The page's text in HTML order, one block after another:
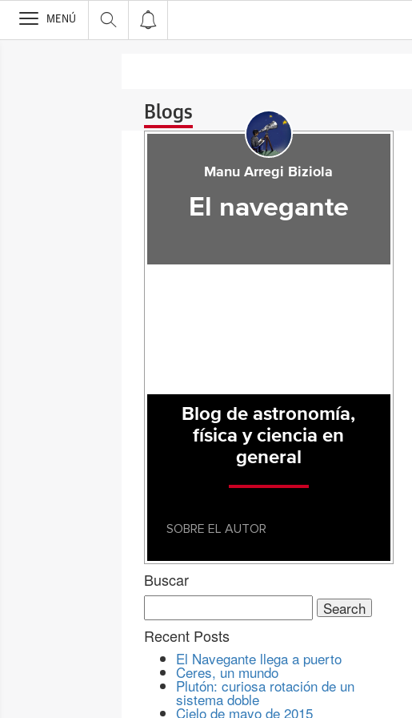
>
MENÚ
Blogs
Manu Arregi Biziola
El navegante
Blog de astronomía,
física y ciencia en
general
SOBRE EL AUTOR
Buscar
Search
for:
Recent Posts
El Navegante llega a puerto
Ceres, un mundo
Plutón: curiosa rotación de un
sistema doble
Cielo de mayo de 2015